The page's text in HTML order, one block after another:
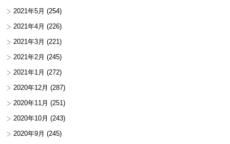
2021年5月 (254)
2021年4月 (226)
2021年3月 (221)
2021年2月 (245)
2021年1月 (272)
2020年12月 (287)
2020年11月 (251)
2020年10月 (243)
2020年9月 (245)